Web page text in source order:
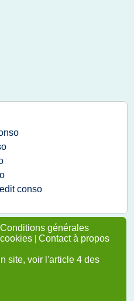
conso
Conditions générales
| Contact à propos
site, voir l'article 4 des